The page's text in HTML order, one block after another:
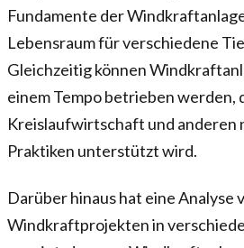
Fundamente der
Lebensraum für verschiedene
Gleichzeitig können
einem Tempo betrieben werden,
Kreislaufwirtschaft und anderen
Praktiken unterstützt wird.
Darüber hinaus hat eine Analyse
Windkraftprojekten in